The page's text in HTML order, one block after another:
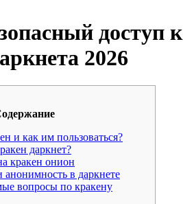
доступ к
2026
и как им пользоваться?
даркнет?
кракен онион
анонимность в даркнете
вопросы по кракену